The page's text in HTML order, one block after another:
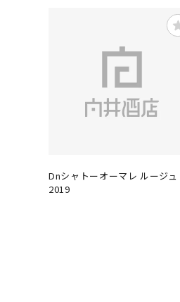
Dnシャトーオーマレ ルージュ
2019